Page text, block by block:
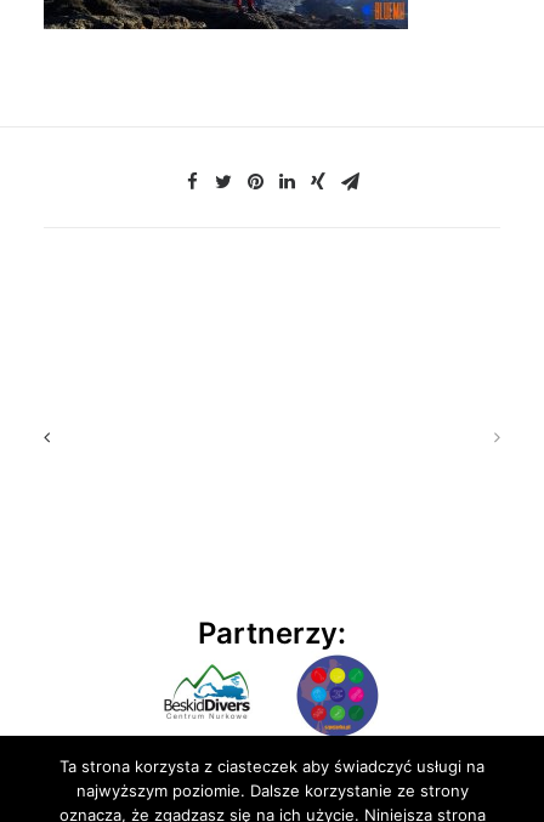
Partnerzy:
Ta strona korzysta z ciasteczek aby świadczyć usługi na
najwyższym poziomie. Dalsze korzystanie ze strony
oznacza, że zgadzasz się na ich użycie. Niniejsza strona